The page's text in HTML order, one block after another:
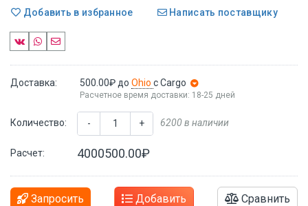
Добавить в избранное
Написать поставщику
Доставка: 500.00₽ до Ohio с Cargo
Расчетное время доставки: 18-25 дней
Количество: - + 6200 в наличии
Расчет: 4000500.00₽
Запросить Добавить Сравнить